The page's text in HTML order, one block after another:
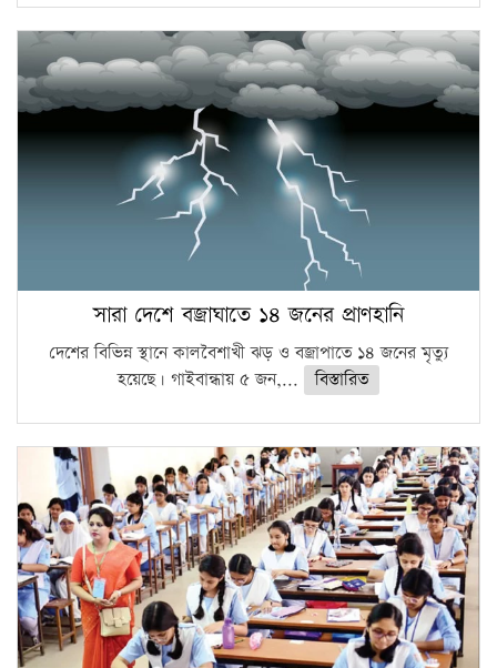
সারা দেশে বজ্রাঘাতে ১৪ জনের প্রাণহানি
দেশের বিভিন্ন স্থানে কালবৈশাখী ঝড় ও বজ্রাপাতে ১৪ জনের মৃত্যু
হয়েছে। গাইবান্ধায় ৫ জন,...
বিস্তারিত